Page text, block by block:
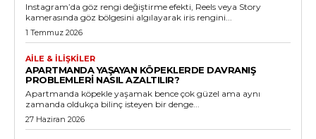
Instagram’da göz rengi değiştirme efekti, Reels veya Story
kamerasında göz bölgesini algılayarak iris rengini...
1 Temmuz 2026
AILE & İLIŞKILER
APARTMANDA YAŞAYAN KÖPEKLERDE DAVRANIŞ
PROBLEMLERI NASIL AZALTILIR?
Apartmanda köpekle yaşamak bence çok güzel ama aynı
zamanda oldukça bilinç isteyen bir denge...
27 Haziran 2026